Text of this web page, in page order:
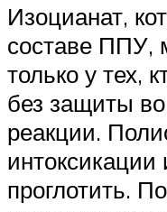
Изоцианат,
составе ППУ,
только у тех,
без защиты
реакции.
интоксикации
проглотить.